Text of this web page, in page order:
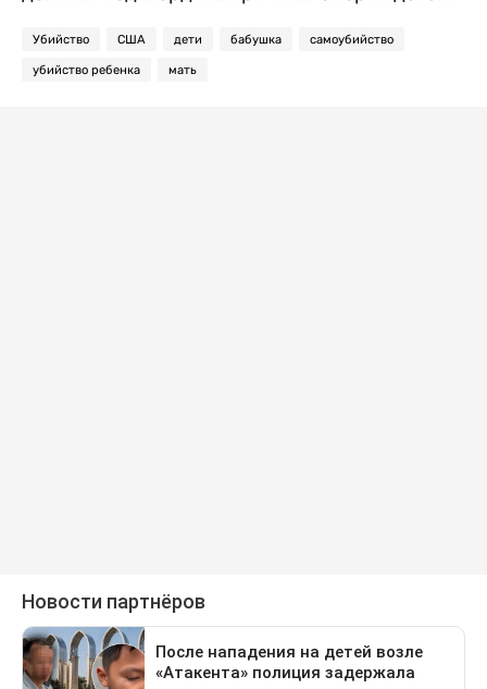
Убийство США дети бабушка самоубийство
убийство ребенка мать